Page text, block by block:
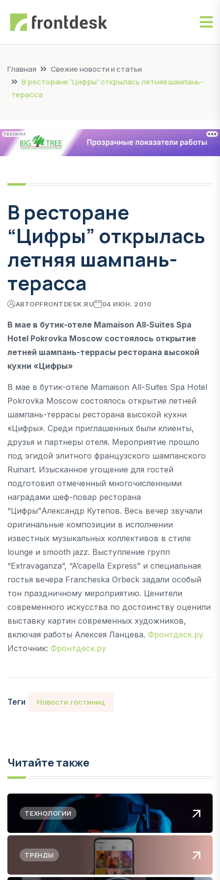
Главная
Свежие новости и статьи
В ресторане “Цифры” открылась летняя шампань-
терасса
РЕКЛАМА
В ресторане
“Цифры” открылась
летняя шампань-
терасса
АВТОРFRONTDESK.RU 04 ИЮН. 2010
В мае в бутик-отеле Mamaison All-Suites Spa
Hotel Pokrovka Moscow состоялось открытие
летней шампань-террасы ресторана высокой
кухни «Цифры»
В мае в бутик-отеле Mamaison All-Suites Spa Hotel
Pokrovka Moscow состоялось открытие летней
шампань-террасы ресторана высокой кухни
«Цифры». Среди приглашенных были клиенты,
друзья и партнеры отеля. Мероприятие прошло
под эгидой элитного французского шампанского
Ruinart. Изысканное угощение для гостей
подготовил отмеченный многочисленными
наградами шеф-повар ресторана
“Цифры”Александр Кутепов. Весь вечер звучали
оригинальные композиции в исполнении
известных музыкальных коллективов в стиле
lounge и smooth jazz. Выступление групп
“Extravaganza”, “A’capella Express” и специальная
гостья вечера Francheska Orbeck задали особый
тон праздничному мероприятию. Ценители
современного искусства по достоинству оценили
выставку картин современных художников,
включая работы Алексея Ланцева. Фронтдеск.ру
Источник: Фронтдеск.ру
Теги Новости гостиниц
Читайте также
ТЕХНОЛОГИИ
ТРЕНДЫ